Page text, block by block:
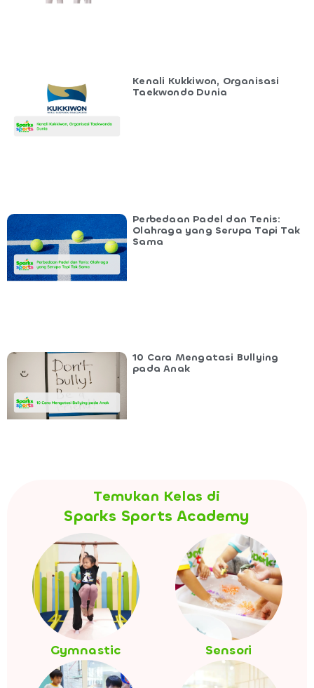
Kenali Kukkiwon, Organisasi
Taekwondo Dunia
Perbedaan Padel dan Tenis:
Olahraga yang Serupa Tapi Tak
Sama
10 Cara Mengatasi Bullying
pada Anak
Temukan Kelas di
Sparks Sports Academy
Gymnastic Sensori